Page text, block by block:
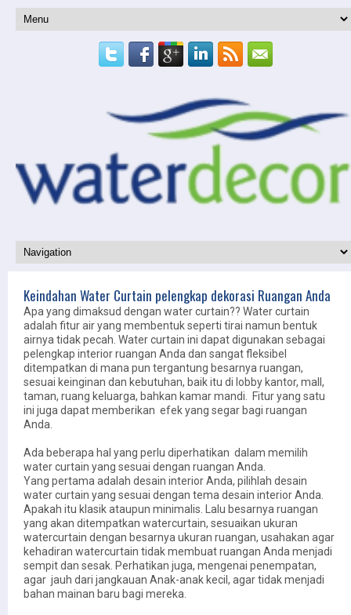
Keindahan Water Curtain pelengkap dekorasi Ruangan Anda
Apa yang dimaksud dengan water curtain?? Water curtain
adalah fitur air yang membentuk seperti tirai namun bentuk
airnya tidak pecah. Water curtain ini dapat digunakan sebagai
pelengkap interior ruangan Anda dan sangat fleksibel
ditempatkan di mana pun tergantung besarnya ruangan,
sesuai keinginan dan kebutuhan, baik itu di lobby kantor, mall,
taman, ruang keluarga, bahkan kamar mandi. Fitur yang satu
ini juga dapat memberikan efek yang segar bagi ruangan
Anda.
Ada beberapa hal yang perlu diperhatikan dalam memilih
water curtain yang sesuai dengan ruangan Anda.
Yang pertama adalah desain interior Anda, pilihlah desain
water curtain yang sesuai dengan tema desain interior Anda.
Apakah itu klasik ataupun minimalis. Lalu besarnya ruangan
yang akan ditempatkan watercurtain, sesuaikan ukuran
watercurtain dengan besarnya ukuran ruangan, usahakan agar
kehadiran watercurtain tidak membuat ruangan Anda menjadi
sempit dan sesak. Perhatikan juga, mengenai penempatan,
agar jauh dari jangkauan Anak-anak kecil, agar tidak menjadi
bahan mainan baru bagi mereka.